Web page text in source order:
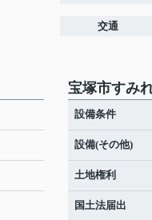
交通
宝塚市すみ
設備条件
設備(その他)
土地権利
国土法届出